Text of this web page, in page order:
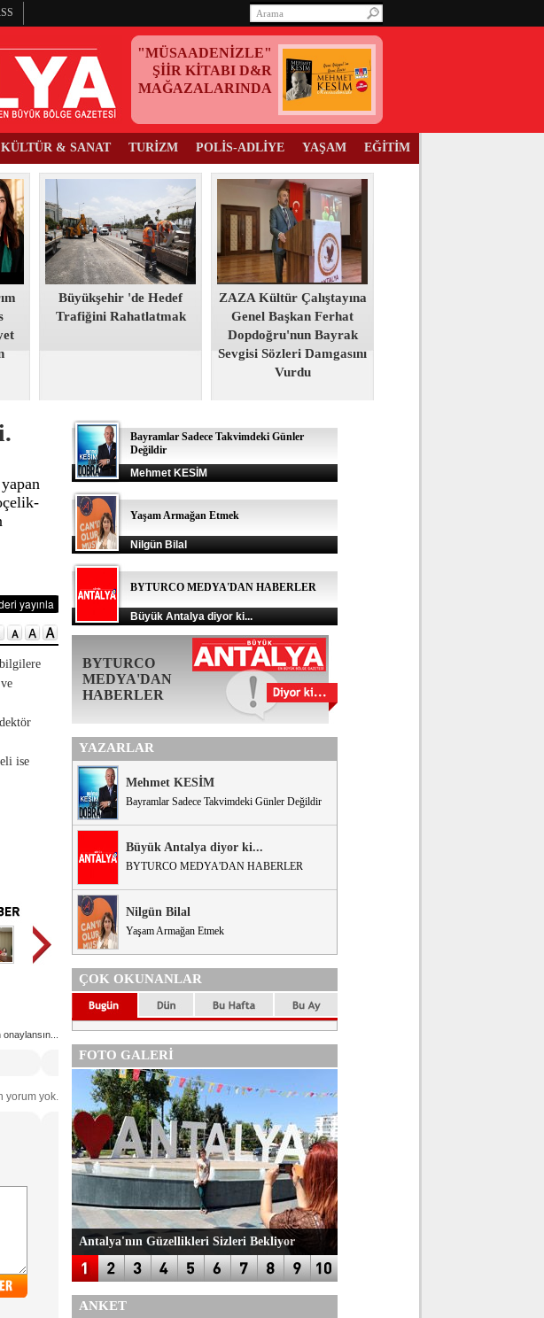
"MÜSAADENİZLE"
ŞİİR KİTABI D&R
MAĞAZALARINDA
KÜLTÜR & SANAT TURİZM POLİS-ADLİYE YAŞAM EĞİTİM
Büyükşehir 'de Hedef
Trafiğini Rahatlatmak
ZAZA Kültür Çalıştayına
Genel Başkan Ferhat
Dopdoğru'nun Bayrak
Sevgisi Sözleri Damgasını
Vurdu
ise
yorum yok.
Bayramlar Sadece Takvimdeki Günler
Değildir
Mehmet KESİM
Yaşam Armağan Etmek
Nilgün Bilal
BYTURCO MEDYA'DAN HABERLER
Büyük Antalya diyor ki...
BYTURCO
MEDYA'DAN
HABERLER
YAZARLAR
Mehmet KESİM
Bayramlar Sadece Takvimdeki Günler Değildir
Büyük Antalya diyor ki...
BYTURCO MEDYA'DAN HABERLER
Nilgün Bilal
Yaşam Armağan Etmek
ÇOK OKUNANLAR
FOTO GALERİ
Antalya'nın Güzellikleri Sizleri Bekliyor
ANKET